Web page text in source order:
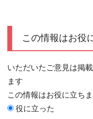
この情報はお役
いただいたご意見は掲
ます
この情報はお役に立ち
役に立った